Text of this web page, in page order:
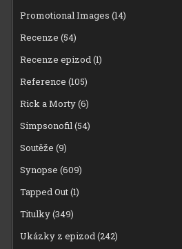
Promotional Images (14)
Recenze (54)
Recenze epizod(1)
Reference (105)
Rick a Morty(6)
Simpsonofil(54)
Soutěže (9)
Synopse (609)
Tapped Out(1)
Titulky(349)
Ukázky z epizod(242)